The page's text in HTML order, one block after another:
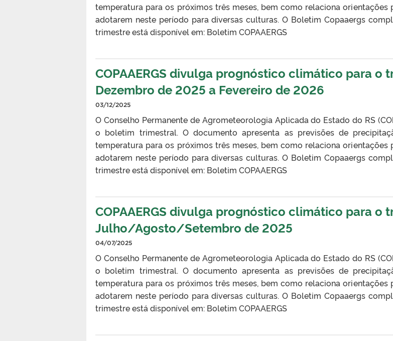
temperatura para os próximos três meses, bem como relaciona orientações
adotarem neste período para diversas culturas. O Boletim Copaaergs
trimestre está disponível em: Boletim COPAAERGS
COPAAERGS divulga prognóstico climático para o
Dezembro de 2025 a Fevereiro de 2026
03/12/2025
O Conselho Permanente de Agrometeorologia Aplicada do Estado do RS
o boletim trimestral. O documento apresenta as previsões de
temperatura para os próximos três meses, bem como relaciona orientações
adotarem neste período para diversas culturas. O Boletim Copaaergs
trimestre está disponível em: Boletim COPAAERGS
COPAAERGS divulga prognóstico climático para o
Julho/Agosto/Setembro de 2025
04/07/2025
O Conselho Permanente de Agrometeorologia Aplicada do Estado do RS
o boletim trimestral. O documento apresenta as previsões de
temperatura para os próximos três meses, bem como relaciona orientações
adotarem neste período para diversas culturas. O Boletim Copaaergs
trimestre está disponível em: Boletim COPAAERGS